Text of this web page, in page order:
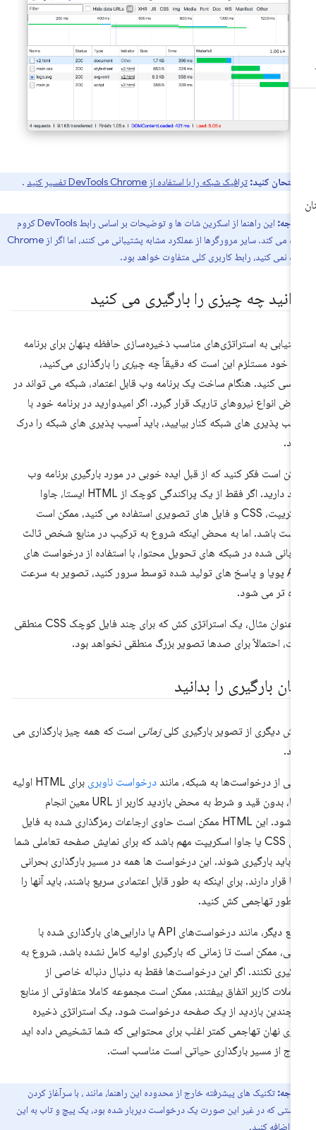
امتحان کنید:ترافیک شبکه را با استفاده از DevTools Chrome تفسیر کنید .
این راهنما از اسکرین شات ها و توضیحات بر اساس رابط DevTools کروم
استفاده می کند. سایر مرورگرها از عملکرد مشابه پشتیبانی می کنند، اما اگر از Chrome
نمی کنید، رابط کاربری کلی متفاوت خواهد بود.
چه چیزی را بارگیری می کنید
به استراتژی‌های مناسب ذخیره‌سازی حافظه پنهان برای برنامه
خود مستلزم این است که دقیقاًچه چیزیرا بارگذاری می‌کنید،
کنید. هنگام ساخت یک برنامه وب قابل اعتماد، شبکه می تواند در
انواع نیروهای تاریک قرار گیرد. اگر امیدوارید در برنامه خود با
پذیری های شبکه کنار بیایید، باید آسیب پذیری های شبکه را درک
است فکر کنید که از قبل ایده خوبی در مورد بارگیری برنامه وب
خود دارید. اگر فقط از یک پراکندگی کوچک از HTML ایستا، جاوا
اسکریپت، CSS و فایل های تصویری استفاده می کنید، ممکن است
باشد. اما به محض اینکه شروع به ترکیب در منابع شخص ثالث
شده در شبکه های تحویل محتوا، با استفاده از درخواست های
API پویا و پاسخ های تولید شده توسط سرور کنید، تصویر به سرعت
تر می شود.
به عنوان مثال، یک استراتژی کش که برای چند فایل کوچک CSS منطقی
احتمالاً برای صدها تصویر بزرگ منطقی نخواهد بود.
بارگیری را بدانید
دیگری از تصویر بارگیری کلیزمانیاست که همه چیز بارگذاری می
از درخواست‌ها به شبکه، ماننددرخواست ناوبری
برای HTML اولیه
شما، بدون قید و شرط به محض بازدید کاربر از URL معین انجام
می‌شود. این HTML ممکن است حاوی ارجاعات رمزگذاری شده به فایل
های CSS یا جاوا اسکریپت مهم باشد که برای نمایش صفحه تعاملی شما
باید بارگیری شوند. این درخواست ها همه در مسیر بارگذاری بحرانی
قرار دارند. برای اینکه به طور قابل اعتمادی سریع باشند، باید آنها را
طور تهاجمی کش کنید.
منابع دیگر، مانند درخواست‌های API یا دارایی‌های بارگذاری شده با
ممکن است تا زمانی که بارگیری اولیه کامل نشده باشد، شروع به
نکنند. اگر این درخواست‌ها فقط به دنبال دنباله خاصی از
کاربر اتفاق بیفتند، ممکن است مجموعه کاملا متفاوتی از منابع
چندین بازدید از یک صفحه درخواست شود. یک استراتژی ذخیره
نهان تهاجمی کمتر اغلب برای محتوایی که شما تشخیص داده اید
از مسیر بارگذاری حیاتی است مناسب است.
تکنیک های پیشرفته خارج از محدوده این راهنما، مانند ، با سرآغاز کردن
که در غیر این صورت یک درخواست دیربار شده بود، یک پیچ و تاب به این
اضافه کنید.